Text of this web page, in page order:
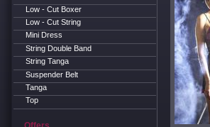
Low - Cut Boxer
Low - Cut String
Mini Dress
String Double Band
String Tanga
Suspender Belt
Tanga
Top